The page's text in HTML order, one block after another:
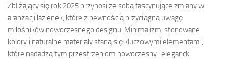
Zbliżający się rok 2025 przynosi ze sobą fascynujące zmiany w
aranżacji łazienek, które z pewnością przyciągną uwagę
miłośników nowoczesnego designu. Minimalizm, stonowane
kolory i naturalne materiały staną się kluczowymi elementami,
które nadadzą tym przestrzeniom nowoczesny i elegancki